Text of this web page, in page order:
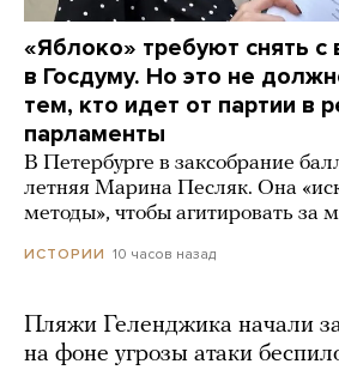
«Яблоко» требуют снять с
в Госдуму. Но это не
тем, кто идет от партии в
парламенты
В Петербурге в заксобрание
летняя Марина Песляк. Она
методы», чтобы агитировать за
ИСТОРИИ 10 часов назад
Пляжи Геленджика начали
на фоне угрозы атаки